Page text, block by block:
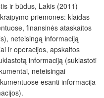
ir būdus, Lakis (2011)
priemones: klaidas
finansinės ataskaitos
neteisingą informaciją
ir operacijos, apskaitos
informaciją (suklastoti
neteisingai
esanti informacija